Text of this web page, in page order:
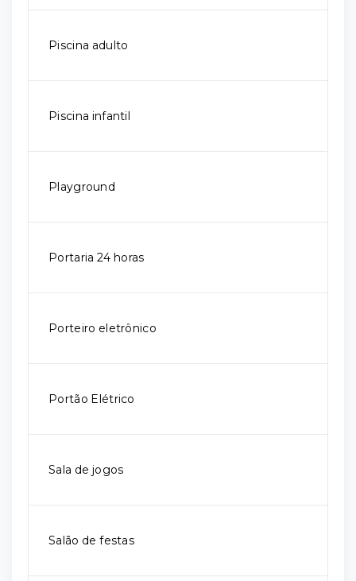
Piscina adulto
Piscina infantil
Playground
Portaria 24 horas
Porteiro eletrônico
Portão Elétrico
Sala de jogos
Salão de festas